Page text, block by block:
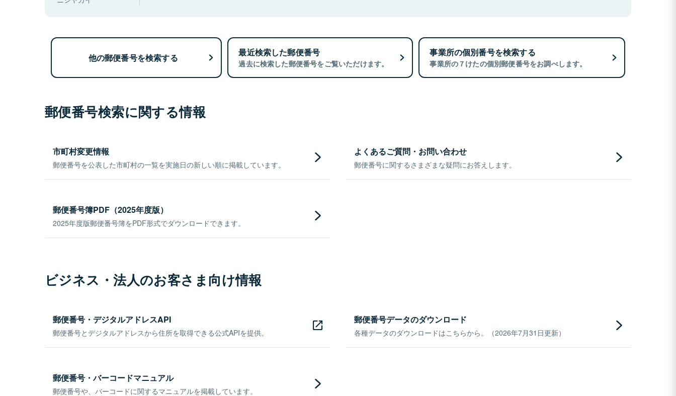
他の郵便番号を検索する 最近検索した郵便番号
過去に検索した郵便番号をご覧いただけます。
事業所の個別番号を検索する
事業所の７けたの個別郵便番号をお調べします。
郵便番号検索に関する情報
市町村変更情報
郵便番号を公表した市町村の一覧を実施日の新しい順に掲載しています。
よくあるご質問・お問い合わせ
郵便番号に関するさまざまな疑問にお答えします。
郵便番号簿PDF（2025年度版）
2025年度版郵便番号簿をPDF形式でダウンロードできます。
ビジネス・法人のお客さま向け情報
郵便番号・デジタルアドレスAPI
郵便番号とデジタルアドレスから住所を取得できる公式APIを提供。
郵便番号データのダウンロード
各種データのダウンロードはこちらから。（2026年7月31日更新）
郵便番号・バーコードマニュアル
郵便番号や、バーコードに関するマニュアルを掲載しています。